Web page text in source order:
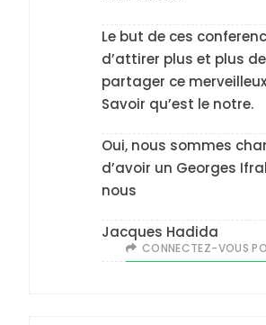
Le but de ces
d’attirer plus et plus
partager ce merveilleux
Savoir qu’est le notre.
Oui, nous sommes
d’avoir un Georges
nous
Jacques Hadida
CONNECTEZ-VOUS
2025,
rapport
FRANCE ISRAÉL